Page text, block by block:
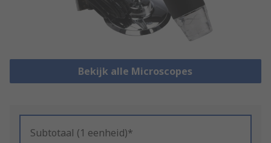
Bekijk alle Microscopes
Subtotaal (1 eenheid)*